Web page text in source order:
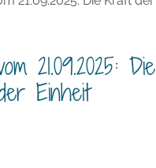
21.09.2025: Die
Einheit